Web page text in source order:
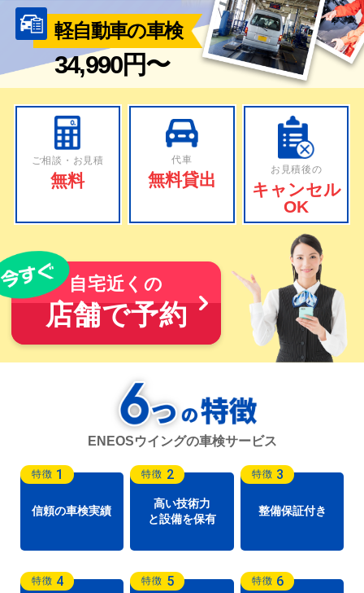
軽自動車の車検
34,990円〜
ご相談・お見積
無料
代車
無料貸出
お見積後の
キャンセル
OK
自宅近くの
店舗で予約
ENEOSウイングの車検サービス
特徴 1
信頼の車検実績
特徴 2
高い技術力
と設備を保有
特徴 3
整備保証付き
特徴 4 特徴 5 特徴 6